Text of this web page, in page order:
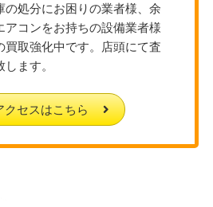
の処分にお困りの業者様、余
アコンをお持ちの設備業者様
買取強化中です。店頭にて査
ます。
クセスはこちら